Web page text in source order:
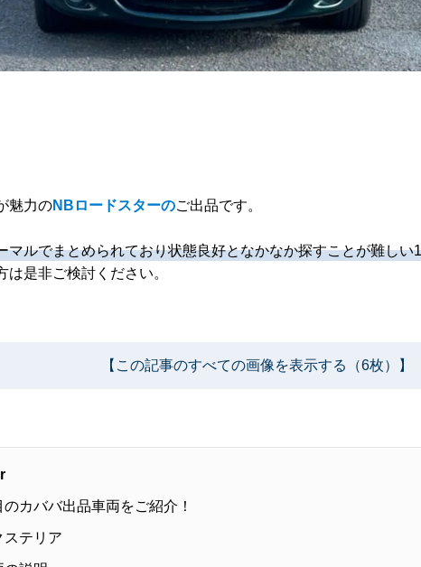
魅力のNBロードスターのご出品です。
マルでまとめられており状態良好となかなか探すことが難しい
は是非ご検討ください。
【この記事のすべての画像を表示する（6枚）】
のカババ出品車両をご紹介！
ステリア